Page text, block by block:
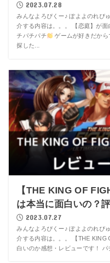
2023.07.28
みんなよろぴくー♪ ぽよよのれび
介する内容は。。。 【恋庭】が
チパチパチ
ゲームが好きだか
探した...
【THE KING OF
は本当に面白いの？
2023.07.27
みんなよろぴくー♪ ぽよよのれび
介する内容は。。。 【THE KING
白いのか感想・レビューです！ パ